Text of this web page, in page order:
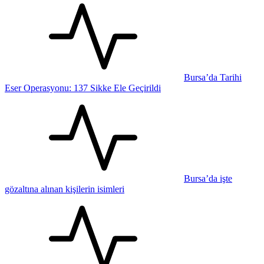
Bursa’da Tarihi
Eser Operasyonu: 137 Sikke Ele Geçirildi
Bursa’da işte
gözaltına alınan kişilerin isimleri